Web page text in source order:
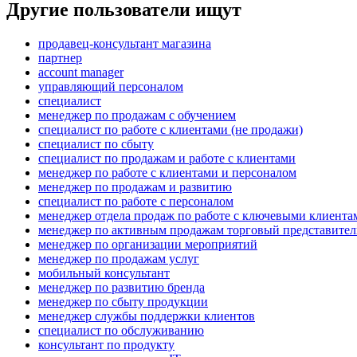
Другие пользователи ищут
продавец-консультант магазина
партнер
account manager
управляющий персоналом
специалист
менеджер по продажам с обучением
специалист по работе с клиентами (не продажи)
специалист по сбыту
специалист по продажам и работе с клиентами
менеджер по работе с клиентами и персоналом
менеджер по продажам и развитию
специалист по работе с персоналом
менеджер отдела продаж по работе с ключевыми
менеджер по активным продажам торговый
менеджер по организации мероприятий
менеджер по продажам услуг
мобильный консультант
менеджер по развитию бренда
менеджер по сбыту продукции
менеджер службы поддержки клиентов
специалист по обслуживанию
консультант по продукту